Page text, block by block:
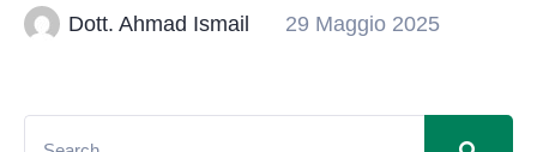
Dott. Ahmad Ismail 29 Maggio 2025